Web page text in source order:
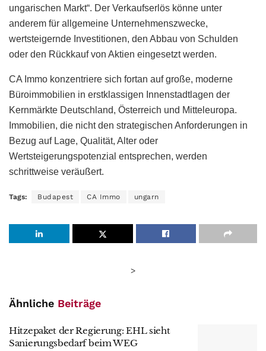
ungarischen Markt“. Der Verkaufserlös könne unter
anderem für allgemeine Unternehmenszwecke,
wertsteigernde Investitionen, den Abbau von Schulden
oder den Rückkauf von Aktien eingesetzt werden.
CA Immo konzentriere sich fortan auf große, moderne
Büroimmobilien in erstklassigen Innenstadtlagen der
Kernmärkte Deutschland, Österreich und Mitteleuropa.
Immobilien, die nicht den strategischen Anforderungen in
Bezug auf Lage, Qualität, Alter oder
Wertsteigerungspotenzial entsprechen, werden
schrittweise veräußert.
Tags: Budapest CA Immo ungarn
>
Ähnliche Beiträge
Hitzepaket der Regierung: EHL sieht
Sanierungsbedarf beim WEG